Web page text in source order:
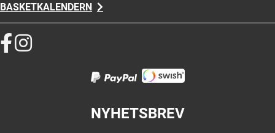
BASKETKALENDERN
NYHETSBREV